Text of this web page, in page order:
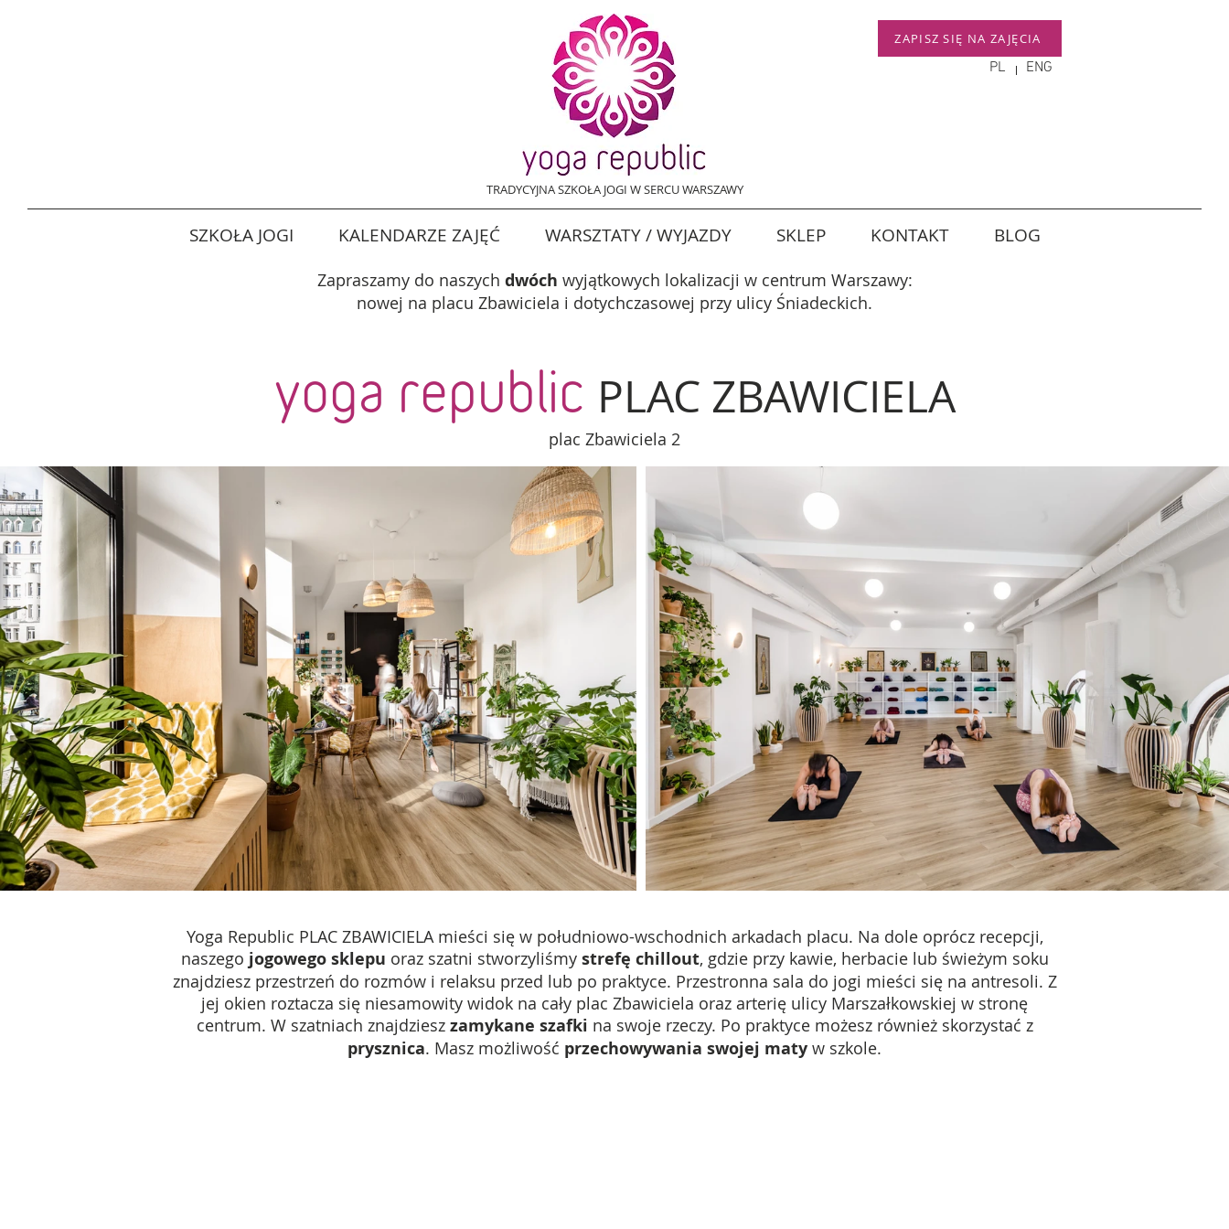
ZAPISZ SIĘ NA ZAJĘCIA
PL ENG
TRADYCYJNA SZKOŁA JOGI W SERCU WARSZAWY
SZKOŁA JOGI KALENDARZE ZAJĘĆ WARSZTATY / WYJAZDY SKLEP KONTAKT BLOG
Zapraszamy do naszych dwóch wyjątkowych lokalizacji w centrum Warszawy:
nowej na placu Zbawiciela i dotychczasowej przy ulicy Śniadeckich.
yoga republic PLAC ZBAWICIELA
plac Zbawiciela 2
Yoga Republic PLAC ZBAWICIELA mieści się w południowo-wschodnich arkadach placu. Na dole oprócz recepcji,
naszego jogowego sklepu oraz szatni stworzyliśmy strefę chillout, gdzie przy kawie, herbacie lub świeżym soku
znajdziesz przestrzeń do rozmów i relaksu przed lub po praktyce. Przestronna sala do jogi mieści się na antresoli. Z
jej okien roztacza się niesamowity widok na cały plac Zbawiciela oraz arterię ulicy Marszałkowskiej w stronę
centrum. W szatniach znajdziesz zamykane szafki na swoje rzeczy. Po praktyce możesz również skorzystać z
prysznica. Masz możliwość przechowywania swojej maty w szkole.